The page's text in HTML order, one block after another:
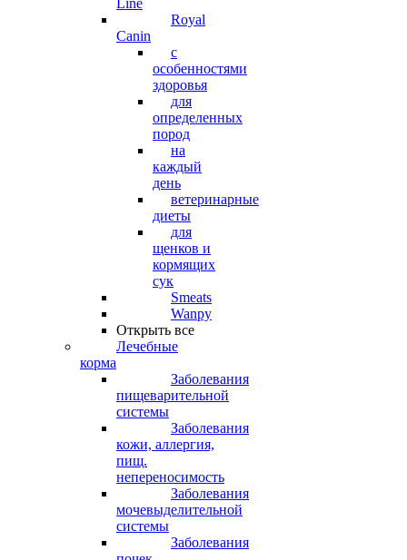
Line
Royal
Canin
с
особенностями
здоровья
для
определенных
пород
на
каждый
день
ветеринарные
диеты
для
щенков и
кормящих
сук
Smeats
Wanpy
Открыть все
Лечебные
корма
Заболевания
пищеварительной
системы
Заболевания
кожи, аллергия,
пищ.
непереносимость
Заболевания
мочевыделительной
системы
Заболевания